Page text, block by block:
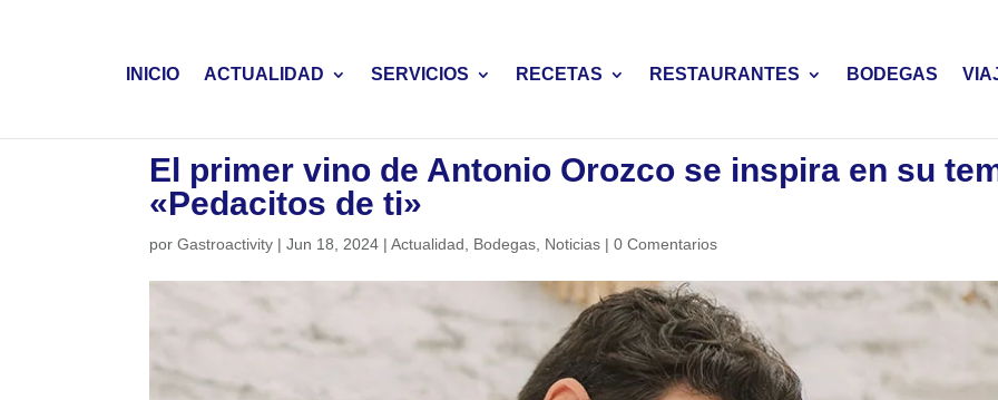
INICIO ACTUALIDAD SERVICIOS RECETAS RESTAURANTES BODEGAS
El primer vino de Antonio Orozco se inspira en su
«Pedacitos de ti»
porGastroactivity |Jun 18, 2024 |Actualidad Bodegas Noticias |0 Comentarios